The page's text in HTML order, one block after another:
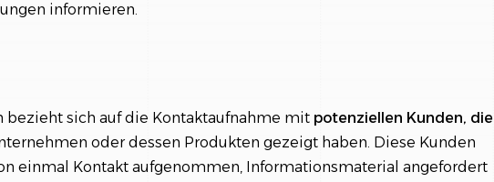
informieren.
bezieht sich auf die Kontaktaufnahme mit potenziellen Kunden, die
oder dessen Produkten gezeigt haben. Diese Kunden
einmal Kontakt aufgenommen, Informationsmaterial angefordert